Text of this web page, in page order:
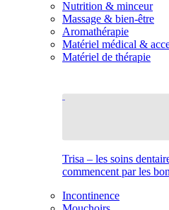
Nutrition & minceur
Massage & bien-être
Aromathérapie
Matériel médical &
Matériel de thérapie
Trisa – les soins
commencent par les
Incontinence